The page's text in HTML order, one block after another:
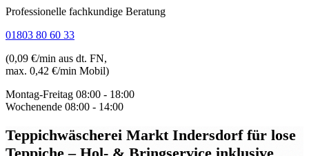
Professionelle fachkundige Beratung
01803 80 60 33
(0,09 €/min aus dt. FN,
max. 0,42 €/min Mobil)
Montag-Freitag 08:00 - 18:00
Wochenende 08:00 - 14:00
Teppichwäscherei Markt Indersdorf für lose